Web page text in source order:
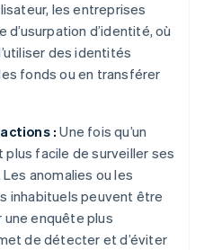
les entreprises
d’identité, où
des identités
fonds ou en transférer
:Une fois qu’un
facile de surveiller ses
anomalies ou les
inhabituels peuvent être
enquête plus
de détecter et d’éviter